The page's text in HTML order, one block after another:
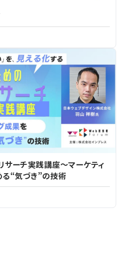
ーチ実践講座～マーケティ
“気づき”の技術